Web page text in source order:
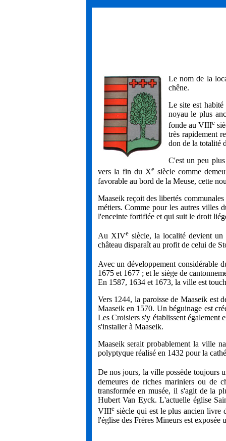
Le nom de la
chêne.
Le site est
noyau le plus
fonde auVIIIe
très rapidement
don de la totalité
C'est un peu
vers la fin du Xesiècle comme
favorable au bord de la Meuse, cette
Maaseik reçoit des libertés
métiers. Comme pour les autres villes
l'enceinte fortifiée et qui suit le droit
Au XIVesiècle, la localité devient un
château disparaît au profit de celui de
Avec un développement considérable
1675 et 1677 ; et le siège de
En 1587, 1634 et 1673, la ville est
Vers 1244, la paroisse de Maaseik est
Maaseik en 1570. Un béguinage est
Les Croisiers s'y établissent également
s'installer à Maaseik.
Maaseik serait probablement la ville
polyptyque réalisé en 1432 pour la
De nos jours, la ville possède toujours
demeures de riches mariniers ou de
transformée en musée, il s'agit de la
Hubert Van Eyck. L'actuelle église
VIIIesiècle qui est le plus ancien livre
l'église des Frères Mineurs est